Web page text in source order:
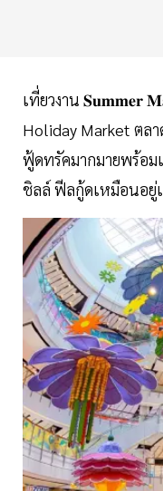
เที่ยวงาน 𝐒𝐮𝐦𝐦𝐞𝐫
Holiday Market ตล
ฟู้ดทรัคมากมายพร้อม
ชิลล์ ฟีลกู้ดเหมือนอยู่